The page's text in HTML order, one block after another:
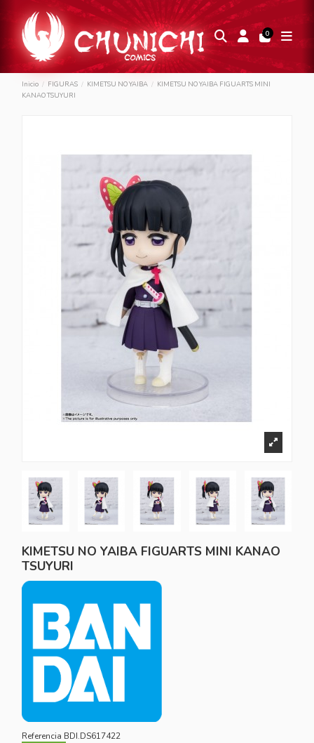
0
Inicio FIGURAS KIMETSU NO YAIBA
KIMETSU NO YAIBA FIGUARTS MINI
KANAO TSUYURI
KIMETSU NO YAIBA FIGUARTS MINI KANAO
TSUYURI
Referencia BDI.DS617422